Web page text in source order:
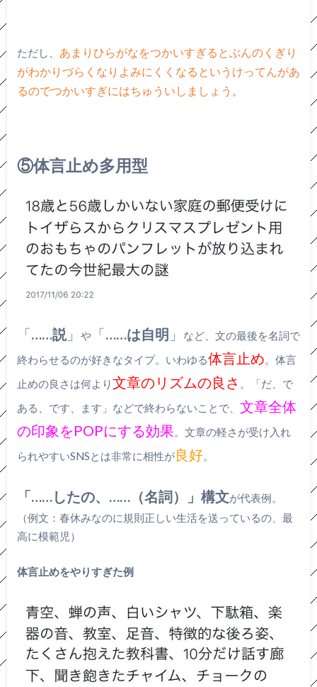
ただし、
あまりひらがなをつかいすぎるとぶんのくぎり
がわかりづらくなりよみにくくなるというけってんがあ
るのでつかいすぎにはちゅういしましょう 。
⑤体言止め多用型
「……説」 や「……は自明 」
など、文の最後を名詞で
終わらせるのが好きなタイプ。いわゆる体言止め。体言
止めの良さは何より文章のリズムの良さ 。「だ、で
ある、です、ます」などで終わらないことで、 文章全体
の印象をPOPにする効果。文章の軽さが受け入れ
られやすいSNSとは非常に相性が良好。
「……したの、……（名詞）」構文が代表例。
（例文：春休みなのに規則正しい生活を送っているの、最
高に模範児）
体言止めをやりすぎた例